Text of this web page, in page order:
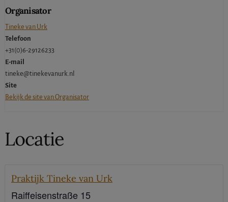
Organisator
Tineke van Urk
Telefoon
+31(0)6-29126233
E-mail
tineke@tinekevanurk.nl
Site
Bekijk de site van Organisator
Locatie
Praktijk Tineke van Urk
Raiffeisenstraße 15